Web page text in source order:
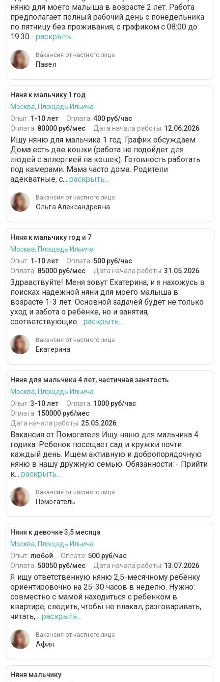
няню для моего малыша в возрасте 2 лет. Работа
предполагает полный рабочий день с понедельника
по пятницу без проживания, с графиком с 08:00 до
19:30... раскрыть...
Вакансия от частного лица
Павел
Няня к мальчику 1 год
Москва, Площадь Ильича
Опыт: 1-10 лет Оплата: 400 руб/час
Оплата: 80000 руб/мес Дата начала работы: 12.06.2026
Ищу няню для мальчика 1 год. График обсуждаем.
Дома есть две кошки (работа не подойдет для
людей с аллергией на кошек). Готовность работать
под камерами. Мама часто дома. Родители
адекватные, с... раскрыть...
Вакансия от частного лица
Ольга Александровна
Няня к мальчику год и 7
Москва, Площадь Ильича
Опыт: 1-10 лет Оплата: 500 руб/час
Оплата: 85000 руб/мес Дата начала работы: 31.05.2026
Здравствуйте! Меня зовут Екатерина, и я нахожусь в
поисках надежной няни для моего малыша в
возрасте 1-3 лет. Основной задачей будет не только
уход и забота о ребёнке, но и занятия,
соответствующие... раскрыть...
Вакансия от частного лица
Екатерина
Няня для мальчика 4 лет, частичная занятость
Москва, Площадь Ильича
Опыт: 3-10 лет Оплата: 1000 руб/час
Оплата: 150000 руб/мес
Дата начала работы: 25.05.2026
Вакансия от Помогателя Ищу няню для мальчика 4
годика. Ребенок посещает сад и кружки почти
каждый день. Ищем активную и добропорядочную
няню в нашу дружную семью. Обязанности: - Прийти
к... раскрыть...
Вакансия от частного лица
Помогатель
Няня к девочке 3,5 месяца
Москва, Площадь Ильича
Опыт: любой Оплата: 500 руб/час
Оплата: 50050 руб/мес Дата начала работы: 13.07.2026
Я ищу ответственную няню 2,5-месячному ребёнку
ориентировочно на 25-30 часов в неделю. Нужно:
совместно с мамой находиться с ребенком в
квартире, следить, чтобы не плакал, разговаривать,
читать,... раскрыть...
Вакансия от частного лица
Афия
Няня мальчику